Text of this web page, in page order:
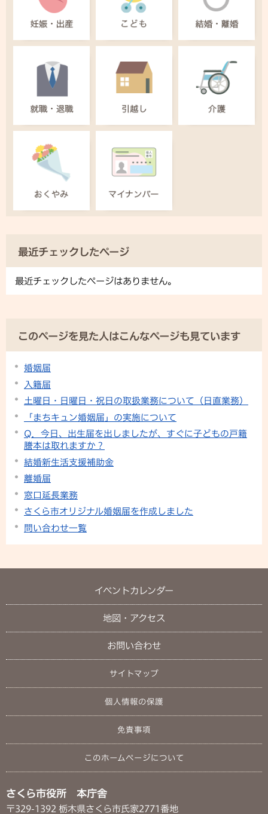
最近チェックしたページ
最近チェックしたページはありません。
このページを見た人はこんなページも見ています
婚姻届
入籍届
土曜日・日曜日・祝日の取扱業務について（日直業務）
「まちキュン婚姻届」の実施について
Q．今日、出生届を出しましたが、すぐに子どもの戸籍
謄本は取れますか？
結婚新生活支援補助金
離婚届
窓口延長業務
さくら市オリジナル婚姻届を作成しました
問い合わせ一覧
イベントカレンダー
地図・アクセス
お問い合わせ
サイトマップ
個人情報の保護
免責事項
このホームページについて
さくら市役所 本庁舎
〒329-1392 栃木県さくら市氏家2771番地